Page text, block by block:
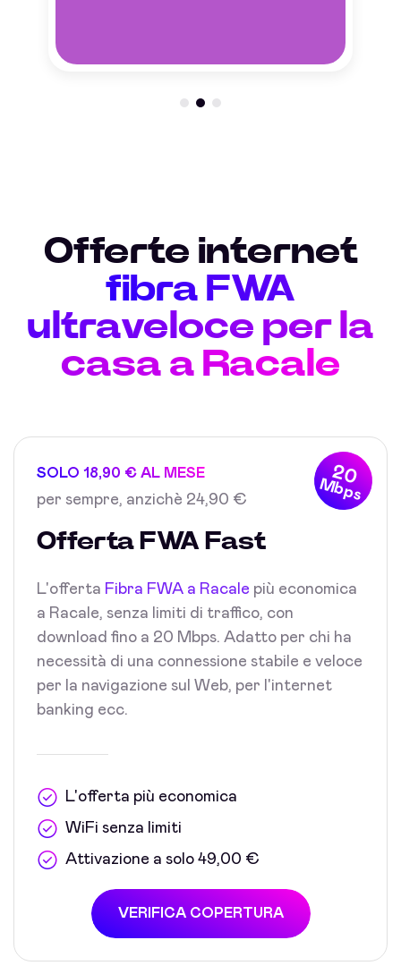
Offerte internet
fibra FWA
ultraveloce per la
casa a Racale
20
Mbps
SOLO 18,90 € AL MESE
per sempre, anzichè 24,90 €
Offerta FWA Fast
L'offerta Fibra FWA a Racale più economica
a Racale, senza limiti di traffico, con
download fino a 20 Mbps. Adatto per chi ha
necessità di una connessione stabile e veloce
per la navigazione sul Web, per l'internet
banking ecc.
L'offerta più economica
WiFi senza limiti
Attivazione a solo 49,00 €
VERIFICA COPERTURA